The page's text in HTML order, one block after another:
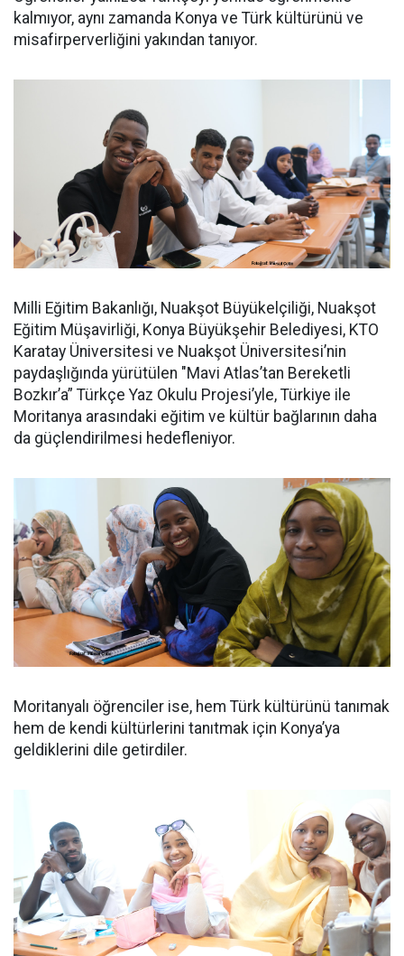
kalmıyor, aynı zamanda Konya ve Türk kültürünü ve
misafirperverliğini yakından tanıyor.
Milli Eğitim Bakanlığı, Nuakşot Büyükelçiliği, Nuakşot
Eğitim Müşavirliği, Konya Büyükşehir Belediyesi, KTO
Karatay Üniversitesi ve Nuakşot Üniversitesi’nin
paydaşlığında yürütülen "Mavi Atlas’tan Bereketli
Bozkır’a” Türkçe Yaz Okulu Projesi’yle, Türkiye ile
Moritanya arasındaki eğitim ve kültür bağlarının daha
da güçlendirilmesi hedefleniyor.
Moritanyalı öğrenciler ise, hem Türk kültürünü tanımak
hem de kendi kültürlerini tanıtmak için Konya’ya
geldiklerini dile getirdiler.